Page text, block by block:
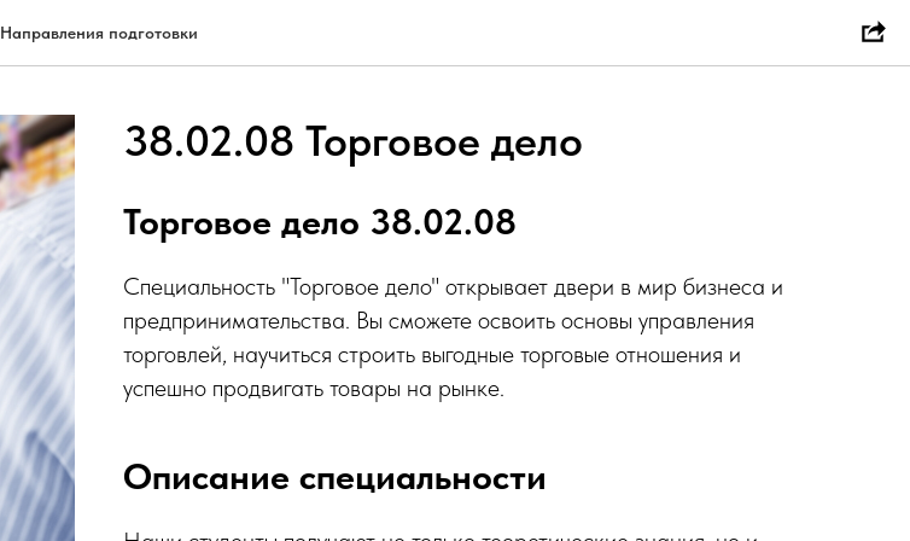
Направления подготовки
38.02.08 Торговое дело
Торговое дело 38.02.08
Специальность "Торговое дело" открывает двери в мир бизнеса и
предпринимательства. Вы сможете освоить основы управления
торговлей, научиться строить выгодные торговые отношения и
успешно продвигать товары на рынке.
Описание специальности